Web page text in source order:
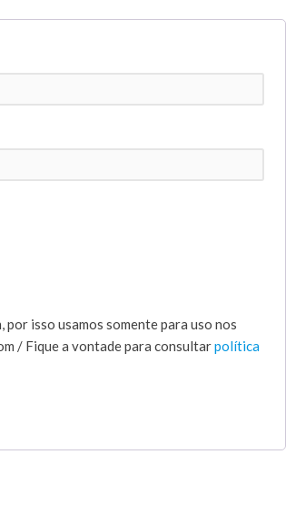
por isso usamos somente para uso nos
/ Fique a vontade para consultarpolítica